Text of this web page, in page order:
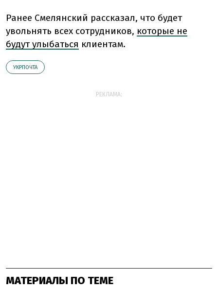
Ранее Смелянский рассказал, что будет
увольнять всех сотрудников, которые не
будут улыбаться клиентам.
УКРПОЧТА
РЕКЛАМА:
МАТЕРИАЛЫ ПО ТЕМЕ